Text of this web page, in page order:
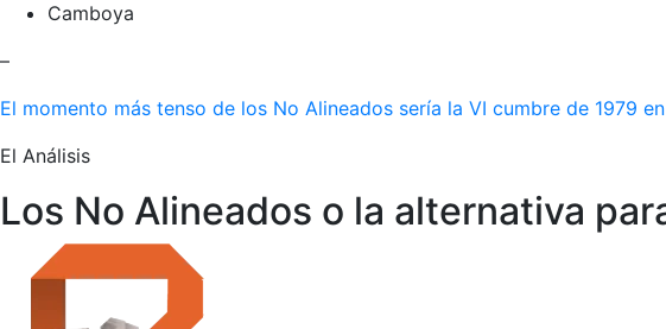
Camboya
–
El momento más tenso de los No Alineados sería la VI cumbre de 1979
El Análisis
Los No Alineados o la alternativa